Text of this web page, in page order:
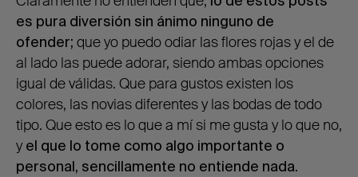
es pura diversión sin ánimo ninguno de
ofender; que yo puedo odiar las flores rojas y el de
al lado las puede adorar, siendo ambas opciones
igual de válidas. Que para gustos existen los
colores, las novias diferentes y las bodas de todo
tipo. Que esto es lo que a mí si me gusta y lo que no,
yel que lo tome como algo importante o
personal, sencillamente no entiende nada.